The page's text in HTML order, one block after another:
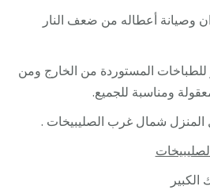
وصيانة أعطاله من ضعف النار
للطباخات المستوردة من الخارج ومن
ومناسبة للجميع.
شمال غرب الصليبيخات .